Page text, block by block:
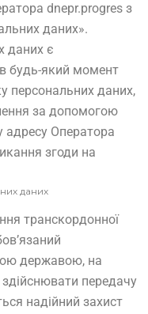
dnepr.progres з
даних».
даних є
будь-який момент
персональних даних,
за допомогою
адресу Оператора
згоди на
даних
транскордонної
державою, на
передачу
надійний захист